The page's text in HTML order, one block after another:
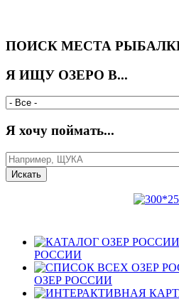
ПОИСК МЕСТА
Я ИЩУ ОЗЕРО В...
Я хочу поймать...
РОССИИ
ОЗЕР РОССИИ